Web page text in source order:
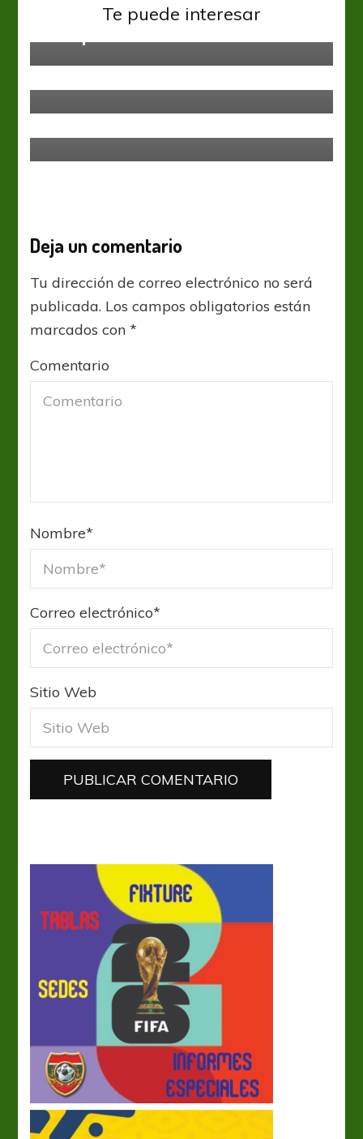
Te puede interesar
Godoy Cruz Liga Profesional
Deja un comentario
Tu dirección de correo electrónico no será
publicada. Los campos obligatorios están
marcados con*
Comentario
Nombre*
Correo electrónico*
Sitio Web